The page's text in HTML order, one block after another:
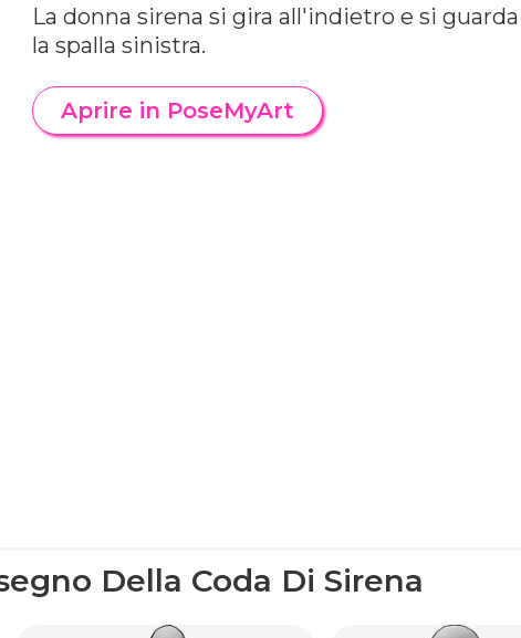
La donna sirena si gira all'indietro e si
la spalla sinistra.
Aprire in PoseMyArt
Della Coda Di Sirena